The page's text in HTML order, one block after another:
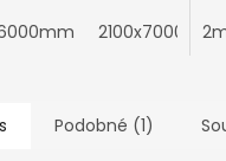
2100x7000mm
Podobné (1)